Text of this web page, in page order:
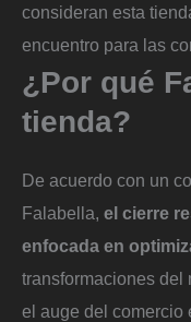
consideran esta
encuentro para las
¿Por qué
tienda?
De acuerdo con un
Falabella, el cierre
enfocada en
transformaciones del
el auge del comercio